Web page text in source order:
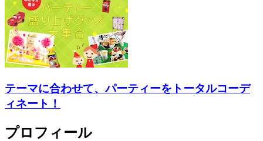
テーマに合わせて、パーティーをトータルコーデ
ィネート！
プロフィール